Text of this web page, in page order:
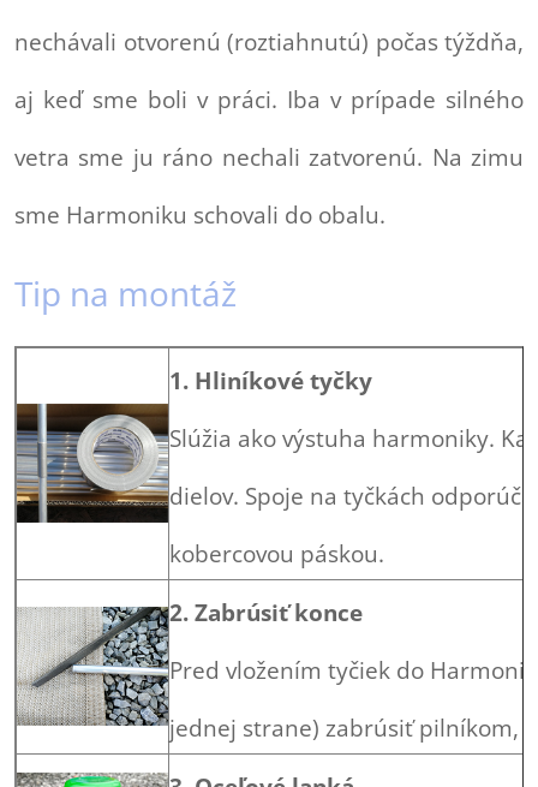
nechávali otvorenú (roztiahnutú) počas týždňa,
aj keď sme boli v práci. Iba v prípade silného
vetra sme ju ráno nechali zatvorenú. Na zimu
sme Harmoniku schovali do obalu.
Tip na montáž
1. Hliníkové tyčky
Slúžia ako výstuha harmoniky.
dielov. Spoje na tyčkách
kobercovou páskou.
2. Zabrúsiť konce
Pred vložením tyčiek do
jednej strane) zabrúsiť pilníkom,